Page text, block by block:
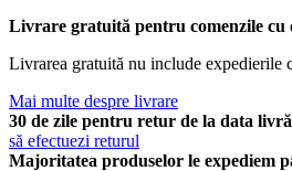
Livrare gratuită pentru comenzile cu
Livrarea gratuită nu include expedierile
Mai multe despre livrare
30 de zile pentru retur de la data
să efectuezi returul
Majoritatea produselor le expediem